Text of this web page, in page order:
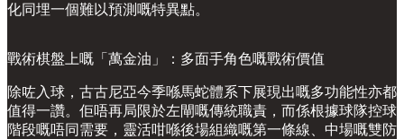
化同埋一個難以預測嘅特異點。
戰術棋盤上嘅「萬金油」：多面手角色嘅戰術價值
除咗入球，古古尼亞今季喺馬蛇體系下展現出嘅多功能性亦都
值得一讚。佢唔再局限於左閘嘅傳統職責，而係根據球隊控球
階段嘅唔同需要，靈活咁喺後場組織嘅第一條線、中場嘅雙防